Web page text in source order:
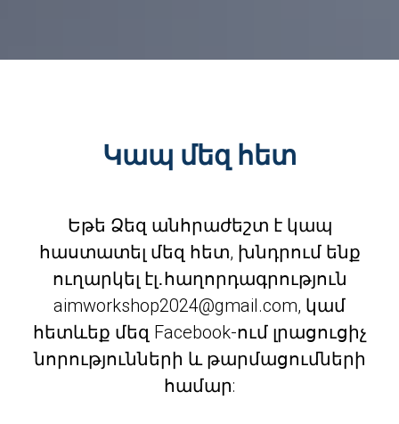
Կապ մեզ հետ
Եթե Ձեզ անհրաժեշտ է կապ
հաստատել մեզ հետ, խնդրում ենք
ուղարկել էլ․հաղորդագրություն
aimworkshop2024@gmail.com, կամ
հետևեք մեզ Facebook-ում լրացուցիչ
նորությունների և թարմացումների
համար: